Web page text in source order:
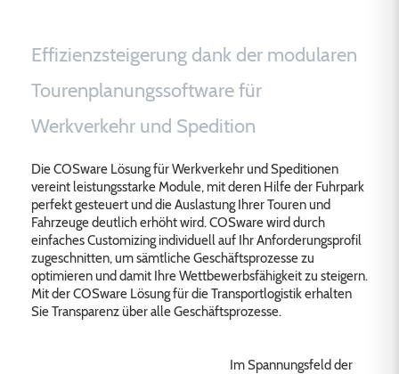
Frachtkostenabrechnung / Make or Buy
Werkstattverwaltung und Instandhaltung
Effizienzsteigerung dank der modularen
Tourenplanungssoftware für
Werkverkehr und Spedition
Die COSware Lösung für Werkverkehr und Speditionen
vereint leistungsstarke Module, mit deren Hilfe der Fuhrpark
perfekt gesteuert und die Auslastung Ihrer Touren und
Fahrzeuge deutlich erhöht wird. COSware wird durch
einfaches Customizing individuell auf Ihr Anforderungsprofil
zugeschnitten, um sämtliche Geschäftsprozesse zu
optimieren und damit Ihre Wettbewerbsfähigkeit zu steigern.
Mit der COSware Lösung für die Transportlogistik erhalten
Sie Transparenz über alle Geschäftsprozesse.
Im Spannungsfeld der